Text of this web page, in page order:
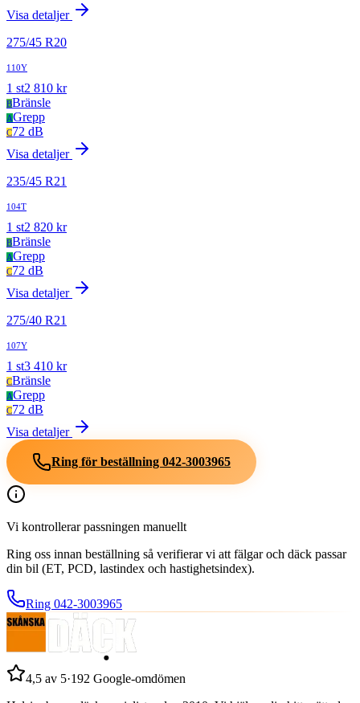
Visa detaljer
275/45 R20
110Y
1 st2 810 kr
BBränsle
AGrepp
C72 dB
Visa detaljer
235/45 R21
104T
1 st2 820 kr
BBränsle
AGrepp
C72 dB
Visa detaljer
275/40 R21
107Y
1 st3 410 kr
CBränsle
AGrepp
C72 dB
Visa detaljer
Ring för beställning 042-3003965
Vi kontrollerar passningen manuellt
Ring oss innan beställning så verifierar vi att fälgar och däck passar
din bil (ET, PCD, lastindex och hastighetsindex).
Ring 042-3003965
4,5 av 5·192 Google-omdömen